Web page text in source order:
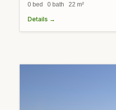
0 bed 0 bath 22 m²
Details →